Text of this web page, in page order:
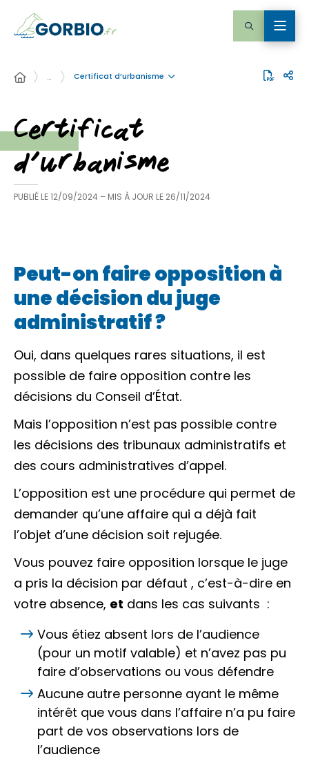
… Certificat d’urbanisme
Certificat
d’urbanisme
PUBLIÉ LE12/09/2024 – MIS À JOUR LE 26/11/2024
Peut-on faire opposition à
une décision du juge
administratif ?
Oui, dans quelques rares situations, il est
possible de faire opposition contre les
décisions du Conseil d’État.
Mais l’opposition n’est pas possible contre
les décisions des tribunaux administratifs et
des cours administratives d’appel.
L’opposition est une procédure qui permet de
demander qu’une affaire qui a déjà fait
l’objet d’une décision soit rejugée.
Vous pouvez faire opposition lorsque le juge
a pris la décision par défaut , c’est-à-dire en
votre absence, et dans les cas suivants :
Vous étiez absent lors de l’audience
(pour un motif valable) et n’avez pas pu
faire d’observations ou vous défendre
Aucune autre personne ayant le même
intérêt que vous dans l’affaire n’a pu faire
part de vos observations lors de
l’audience